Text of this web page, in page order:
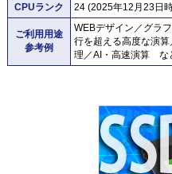
CPUランク 24 (2025年12月23日
ご利用用途
参考例
WEBデザイン／グラ
行を超える高度な演
理／AI・高速演算 な